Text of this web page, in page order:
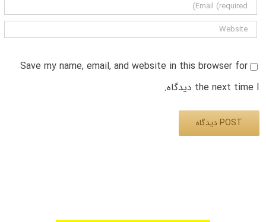
Save my name, email, and website in this browser for
the next time I دیدگاه.